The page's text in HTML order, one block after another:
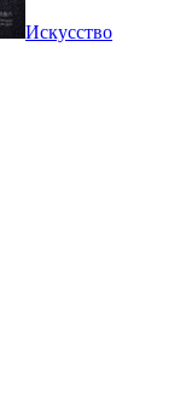
Искусство